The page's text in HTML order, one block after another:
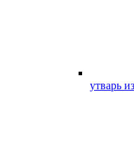
утварь